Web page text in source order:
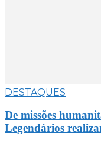
DESTAQUES
De missões
Legendários